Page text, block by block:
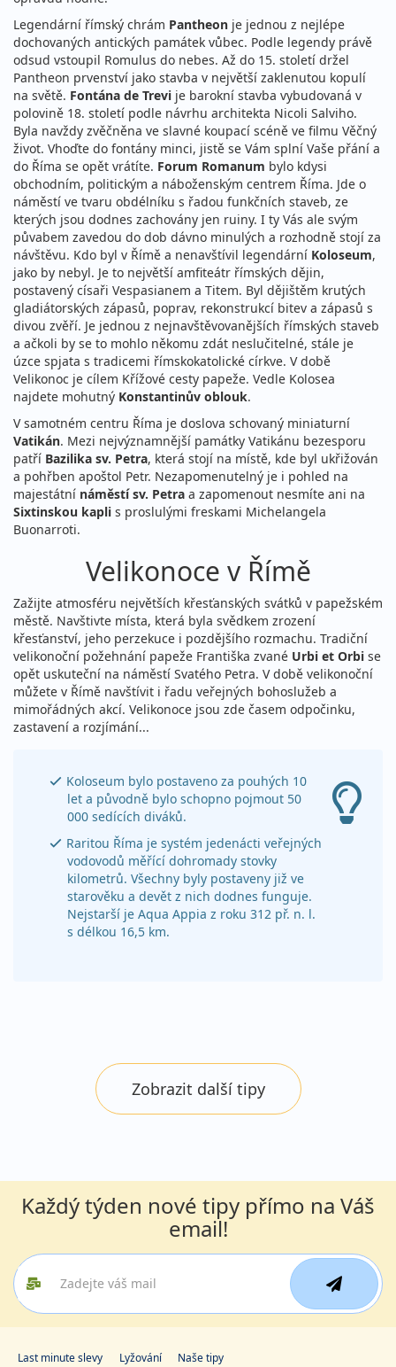
Legendární římský chrám Pantheon je jednou z nejlépe
dochovaných antických památek vůbec. Podle legendy právě
odsud vstoupil Romulus do nebes. Až do 15. století držel
Pantheon prvenství jako stavba v největší zaklenutou kopulí
na světě. Fontána de Trevi je barokní stavba vybudovaná v
polovině 18. století podle návrhu architekta Nicoli Salviho.
Byla navždy zvěčněna ve slavné koupací scéně ve filmu Věčný
život. Vhoďte do fontány minci, jistě se Vám splní Vaše přání a
do Říma se opět vrátíte. Forum Romanum bylo kdysi
obchodním, politickým a náboženským centrem Říma. Jde o
náměstí ve tvaru obdélníku s řadou funkčních staveb, ze
kterých jsou dodnes zachovány jen ruiny. I ty Vás ale svým
půvabem zavedou do dob dávno minulých a rozhodně stojí za
návštěvu. Kdo byl v Římě a nenavštívil legendární Koloseum,
jako by nebyl. Je to největší amfiteátr římských dějin,
postavený císaři Vespasianem a Titem. Byl dějištěm krutých
gladiátorských zápasů, poprav, rekonstrukcí bitev a zápasů s
divou zvěří. Je jednou z nejnavštěvovanějších římských staveb
a ačkoli by se to mohlo někomu zdát neslučitelné, stále je
úzce spjata s tradicemi římskokatolické církve. V době
Velikonoc je cílem Křížové cesty papeže. Vedle Kolosea
najdete mohutný Konstantinův oblouk.
V samotném centru Říma je doslova schovaný miniaturní
Vatikán. Mezi nejvýznamnější památky Vatikánu bezesporu
patří Bazilika sv. Petra, která stojí na místě, kde byl ukřižován
a pohřben apoštol Petr. Nezapomenutelný je i pohled na
majestátní náměstí sv. Petra a zapomenout nesmíte ani na
Sixtinskou kapli s proslulými freskami Michelangela
Buonarroti.
Velikonoce v Římě
Zažijte atmosféru největších křesťanských svátků v papežském
městě. Navštivte místa, která byla svědkem zrození
křesťanství, jeho perzekuce i pozdějšího rozmachu. Tradiční
velikonoční požehnání papeže Františka zvané Urbi et Orbi se
opět uskuteční na náměstí Svatého Petra. V době velikonoční
můžete v Římě navštívit i řadu veřejných bohoslužeb a
mimořádných akcí. Velikonoce jsou zde časem odpočinku,
zastavení a rozjímání...
Koloseum bylo postaveno za pouhých 10
let a původně bylo schopno pojmout 50
000 sedících diváků.
Raritou Říma je systém jedenácti veřejných
vodovodů měřící dohromady stovky
kilometrů. Všechny byly postaveny již ve
starověku a devět z nich dodnes funguje.
Nejstarší je Aqua Appia z roku 312 př. n. l.
s délkou 16,5 km.
Zobrazit další tipy
Každý týden nové tipy přímo na Váš
email!
Last minute slevy Lyžování Naše tipy